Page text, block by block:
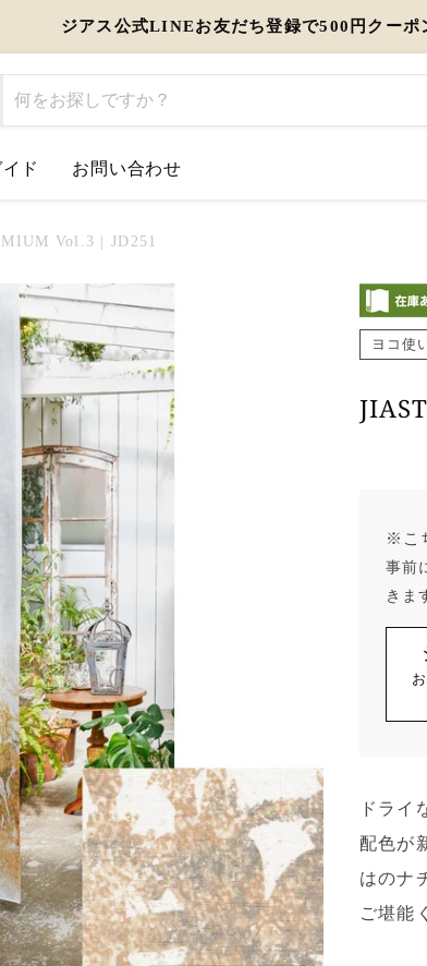
ジアス公式LINEお友だち登録で500円クーポ
ド お問い合わせ
がとう」を伝えるギフト特集
Vol.3 | JD251
ヨコ使
※こ
事前
きま
ドライ
配色が
はのナ
ご堪能